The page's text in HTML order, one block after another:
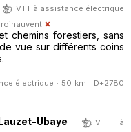
VTT à assistance électrique
chemins forestiers, sans
vue sur différents coins
électrique · 50 km · D+2780
Ubaye
VTT à